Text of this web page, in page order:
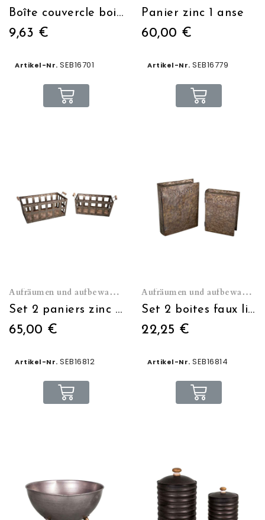
Boîte couvercle bois Ø10 H:13.5
9,63 €
Artikel-Nr. SEB16701
Panier zinc 1 anse
60,00 €
Artikel-Nr. SEB16779
Aufräumen und aufbewahren
Set 2 paniers zinc et bois
65,00 €
Artikel-Nr. SEB16812
Aufräumen und aufbewahren
Set 2 boites faux livres cuisine
22,25 €
Artikel-Nr. SEB16814